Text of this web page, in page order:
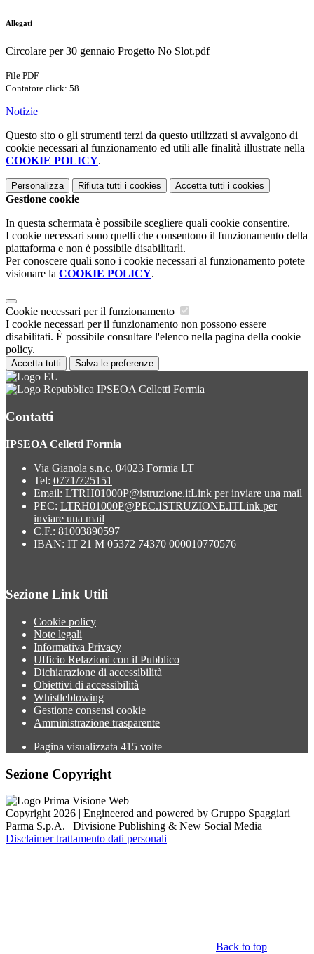
Allegati
Circolare per 30 gennaio Progetto No Slot.pdf
File PDF
Contatore click: 58
Notizie
Questo sito o gli strumenti terzi da questo utilizzati si avvalgono di
cookie necessari al funzionamento ed utili alle finalità illustrate nella
COOKIE POLICY.
Personalizza Rifiuta tutti i cookies Accetta tutti i cookies
Gestione cookie
In questa schermata è possibile scegliere quali cookie consentire.
I cookie necessari sono quelli che consentono il funzionamento della
piattaforma e non è possibile disabilitarli.
Per conoscere quali sono i cookie necessari al funzionamento potete
visionare la COOKIE POLICY.
Cookie necessari per il funzionamento
I cookie necessari per il funzionamento non possono essere
disabilitati. È possibile consultare l'elenco nella pagina della cookie
policy.
Accetta tutti Salva le preferenze
IPSEOA Celletti Formia
Contatti
IPSEOA Celletti Formia
Via Gianola s.n.c. 04023 Formia LT
Tel: 0771/725151
Email: LTRH01000P@istruzione.itLink per inviare una mail
PEC: LTRH01000P@PEC.ISTRUZIONE.ITLink per
inviare una mail
C.F.: 81003890597
IBAN: IT 21 M 05372 74370 000010770576
Sezione Link Utili
Cookie policy
Note legali
Informativa Privacy
Ufficio Relazioni con il Pubblico
Dichiarazione di accessibilità
Obiettivi di accessibilità
Whistleblowing
Gestione consensi cookie
Amministrazione trasparente
Pagina visualizzata 415 volte
Sezione Copyright
Copyright 2026 | Engineered and powered by Gruppo Spaggiari
Parma S.p.A. | Divisione Publishing & New Social Media
Disclaimer trattamento dati personali
Back to top